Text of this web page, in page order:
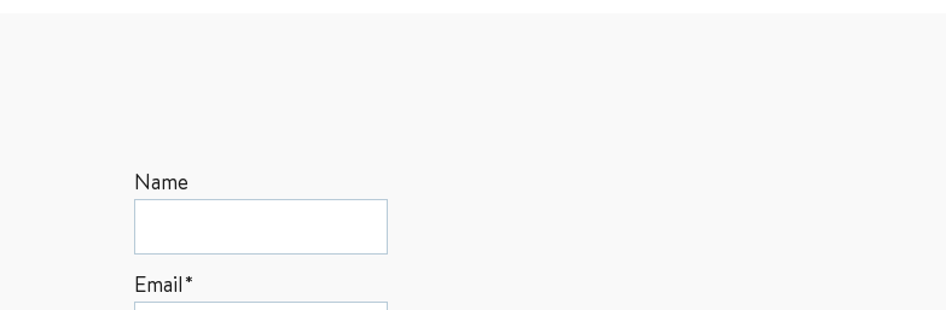
Name
Email*